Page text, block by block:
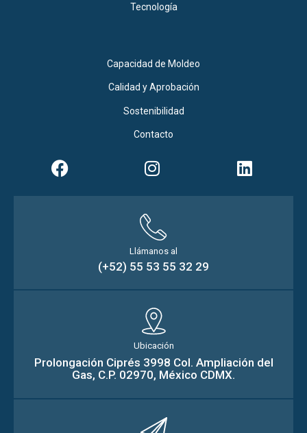
Tecnología
Capacidad de Moldeo
Calidad y Aprobación
Sostenibilidad
Contacto
Llámanos al
(+52) 55 53 55 32 29
Ubicación
Prolongación Ciprés 3998 Col. Ampliación del
Gas, C.P. 02970, México CDMX.